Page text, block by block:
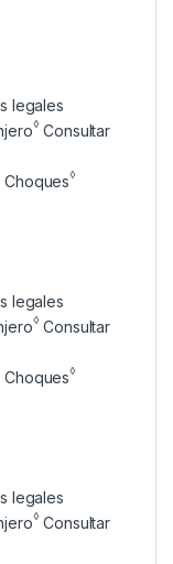
legales
◊Consultar
◊
legales
◊Consultar
◊
legales
◊Consultar